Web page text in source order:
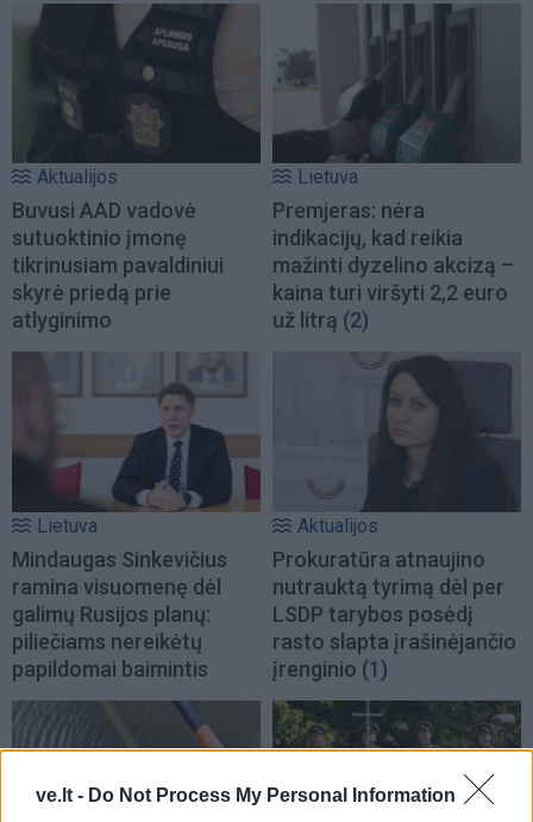
ve.lt - Do Not Process My Personal Information
Aktualijos
Buvusi AAD vadovė
sutuoktinio įmonę
tikrinusiam pavaldiniui
skyrė priedą prie
atlyginimo
Lietuva
Premjeras: nėra
indikacijų, kad reikia
mažinti dyzelino akcizą –
kaina turi viršyti 2,2 euro
už litrą (2)
Lietuva
Mindaugas Sinkevičius
ramina visuomenę dėl
galimų Rusijos planų:
piliečiams nereikėtų
papildomai baimintis
Aktualijos
Prokuratūra atnaujino
nutrauktą tyrimą dėl per
LSDP tarybos posėdį
rasto slapta įrašinėjančio
įrenginio (1)